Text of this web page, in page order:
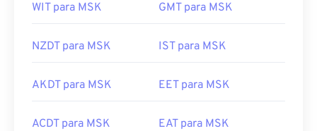
WIT para MSK GMT para MSK
NZDT para MSK IST para MSK
AKDT para MSK EET para MSK
ACDT para MSK EAT para MSK